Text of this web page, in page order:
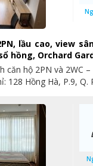
lầu cao, view
hồng, Orchard
căn hộ 2PN và 2WC
128 Hồng Hà, P.9, Q.